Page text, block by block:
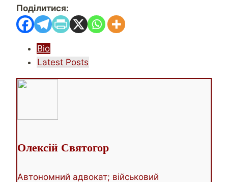
Поділитися:
The
following
tabs
Bio
Latest Posts
Олексій Святогор
Автономний адвокат; військовий